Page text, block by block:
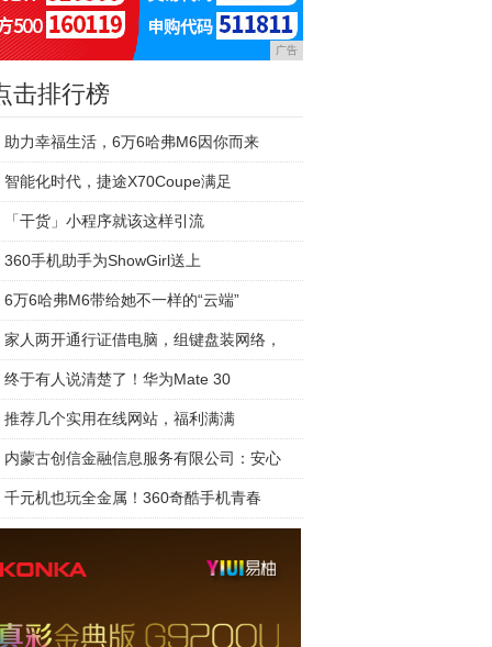
广告
击排行榜
助力幸福生活，6万6哈弗M6因你而来
智能化时代，捷途X70Coupe满足
「干货」小程序就该这样引流
360手机助手为ShowGirl送上
6万6哈弗M6带给她不一样的“云端”
家人两开通行证借电脑，组键盘装网络，
终于有人说清楚了！华为Mate 30
推荐几个实用在线网站，福利满满
内蒙古创信金融信息服务有限公司：安心
千元机也玩全金属！360奇酷手机青春